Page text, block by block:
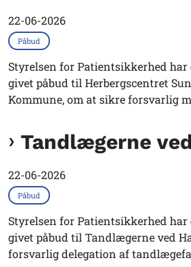
22-06-2026
Påbud
Styrelsen for Patientsikkerhed har
givet påbud til Herbergscentret
Kommune, om at sikre forsvarlig
Tandlægerne
22-06-2026
Påbud
Styrelsen for Patientsikkerhed har
givet påbud til Tandlægerne ved
forsvarlig delegation af